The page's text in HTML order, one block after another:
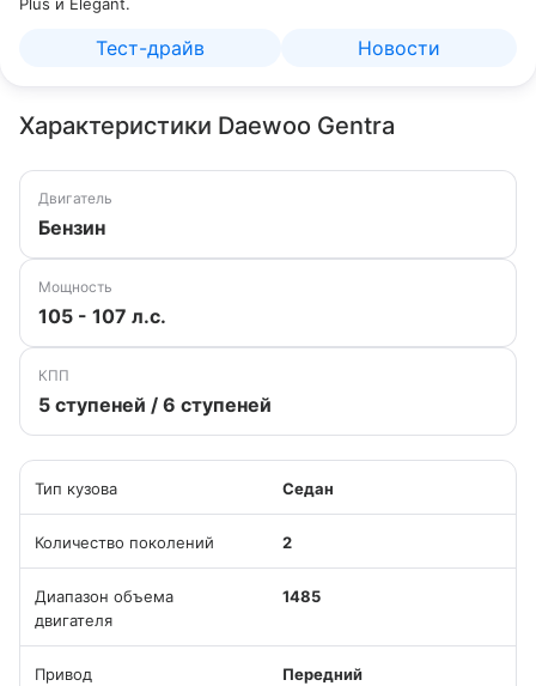
Тест-драйв Новости
Характеристики Daewoo Gentra
Двигатель
Бензин
Мощность
105 - 107 л.с.
КПП
5 ступеней / 6 ступеней
Тип кузова Седан
Количество поколений 2
Диапазон объема
двигателя
1485
Привод Передний